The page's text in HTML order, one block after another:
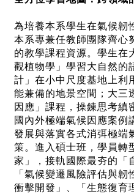
為培養本系學生在氣候韌
本系專兼任教師團隊齊心
的教學課程資源。學生在
觀植物學」學習大自然的
計」在小中尺度基地上利
能兼備的地景空間；大三
因應」課程，操鍊思考縝
國內外極端氣候因應案例
發展與落實各式消弭極端
策。進入碩士班，學員轉
家」，接軌國際最夯的「
「氣候變遷風險評估與
衝擊開發」、「生態復育